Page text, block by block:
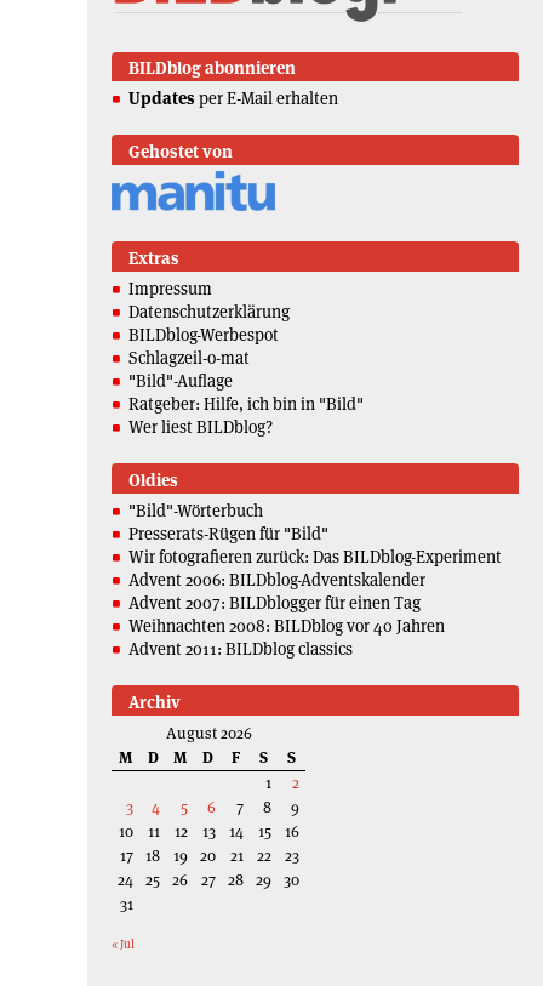
BILDblog abonnieren
Updates per E-Mail erhalten
Gehostet von
Extras
Impressum
Datenschutzerklärung
BILDblog-Werbespot
Schlagzeil-o-mat
"Bild"-Auflage
Ratgeber: Hilfe, ich bin in "Bild"
Wer liest BILDblog?
Oldies
"Bild"-Wörterbuch
Presserats-Rügen für "Bild"
Wir fotografieren zurück: Das BILDblog-Experiment
Advent 2006: BILDblog-Adventskalender
Advent 2007: BILDblogger für einen Tag
Weihnachten 2008: BILDblog vor 40 Jahren
Advent 2011: BILDblog classics
Archiv
August 2026
M
D M D F S
S
1
2
3
4 5 6 7 8
9
10
11 12 13 14 15
16
17 18 19 20 21 22
23
24 25 26 27 28 29 30
31
« Jul